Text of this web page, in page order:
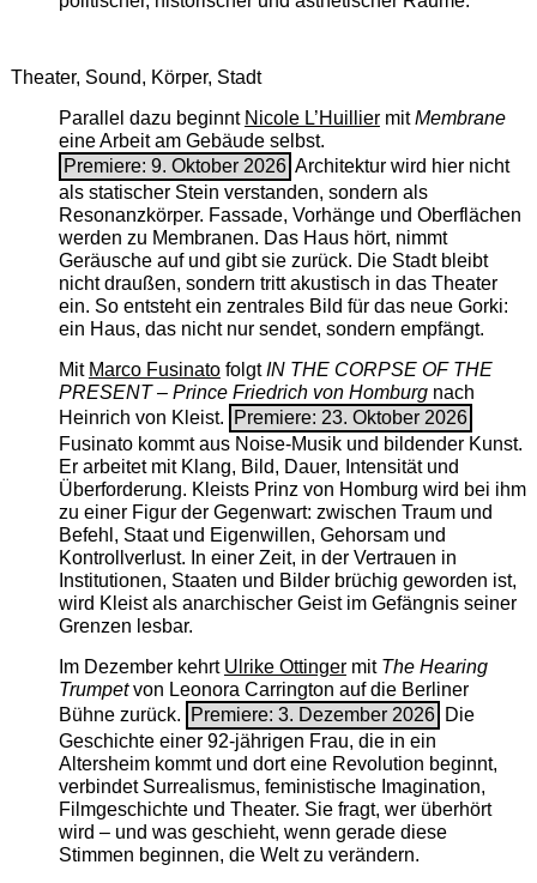
Theater, Sound, Körper, Stadt
Parallel dazu beginnt Nicole L’Huilliermit ­Membrane
eine Arbeit am Gebäude selbst.
Premiere: 9. Oktober 2026 Architektur wird hier nicht
als statischer Stein verstanden, sondern als
Resonanzkörper. Fassade, Vorhänge und Oberflächen
werden zu Membranen. Das Haus hört, nimmt
Geräusche auf und gibt sie zurück. Die Stadt bleibt
nicht draußen, sondern tritt akustisch in das Theater
ein. So entsteht ein zentrales Bild für das neue Gorki:
ein Haus, das nicht nur sendet, sondern empfängt.
Mit Marco FusinatofolgtIN THE CORPSE OF THE
PRESENT – Prince Friedrich von Homburgnach
Heinrich von Kleist.
Premiere: 23. Oktober 2026
Fusinato kommt aus Noise-Musik und bildender Kunst.
Er arbeitet mit Klang, Bild, Dauer, Intensität und
Überforderung. Kleists Prinz von Homburg wird bei ihm
zu einer Figur der Gegenwart: zwischen Traum und
Befehl, Staat und Eigenwillen, Gehorsam und
Kontrollverlust. In einer Zeit, in der Vertrauen in
Institutionen, Staaten und Bilder brüchig geworden ist,
wird Kleist als anarchischer Geist im Gefängnis seiner
Grenzen lesbar.
Im Dezember kehrt Ulrike Ottingermit The ­Hearing
Trumpetvon Leonora Carrington auf die Berliner
Bühne zurück.
Premiere: 3. Dezember 2026 Die
Geschichte einer 92-jährigen Frau, die in ein
Altersheim kommt und dort eine Revolution beginnt,
verbindet Surrealismus, feministische Imagination,
Filmgeschichte und Theater. Sie fragt, wer überhört
wird – und was geschieht, wenn gerade diese
Stimmen beginnen, die Welt zu verändern.